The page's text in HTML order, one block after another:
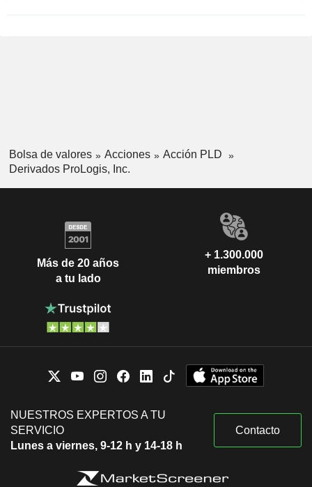
Bolsa de valores Acciones
Acción PLD
Derivados ProLogis, Inc.
Más de 20 años
a tu lado
+ 1.300.000
miembros
NUESTROS EXPERTOS A TU
SERVICIO
Lunes a viernes, 9-12 h y 14-18 h
Contacto